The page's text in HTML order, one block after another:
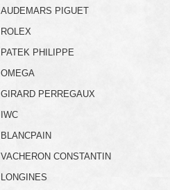
AUDEMARS PIGUET
ROLEX
PATEK PHILIPPE
OMEGA
GIRARD PERREGAUX
IWC
BLANCPAIN
VACHERON CONSTANTIN
LONGINES